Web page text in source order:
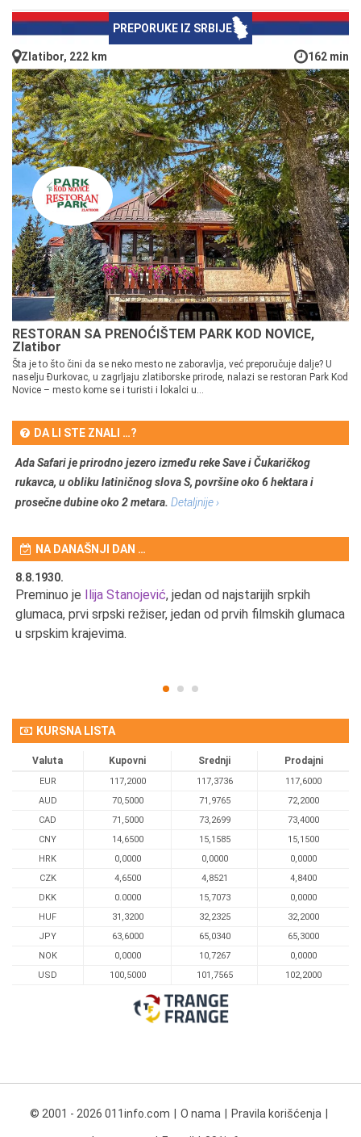
PREPORUKE IZ SRBIJE
Zlatibor, 222 km 162 min
RESTORAN SA PRENOĆIŠTEM PARK KOD NOVICE,
Zlatibor
Šta je to što čini da se neko mesto ne zaboravlja, već preporučuje dalje? U
naselju Đurkovac, u zagrljaju zlatiborske prirode, nalazi se restoran Park Kod
Novice – mesto kome se i turisti i lokalci u...
DA LI STE ZNALI …?
Ada Safari je prirodno jezero između reke Save i Čukaričkog
rukavca, u obliku latiničnog slova S, površine oko 6 hektara i
prosečne dubine oko 2 metara. Detaljnije ›
NA DANAŠNJI DAN …
8.8.1930.
Preminuo je Ilija Stanojević, jedan od najstarijih srpkih
glumaca, prvi srpski režiser, jedan od prvih filmskih glumaca
u srpskim krajevima.
KURSNA LISTA
Valuta Kupovni Srednji Prodajni
EUR 117,2000 117,3736
117,6000
AUD
70,5000 71,9765
72,2000
CAD
71,5000 73,2699
73,4000
CNY
14,6500 15,1585
15,1500
HRK
0,0000 0,0000
0,0000
CZK
4,6500 4,8521
4,8400
DKK
0.0000 15,7073
0,0000
HUF
31,3200 32,2325
32,2000
JPY
63,6000 65,0340
65,3000
NOK
0,0000 10,7267
0,0000
USD
100,5000 101,7565 102,2000
© 2001 - 2026 011info.com O nama Pravila korišćenja